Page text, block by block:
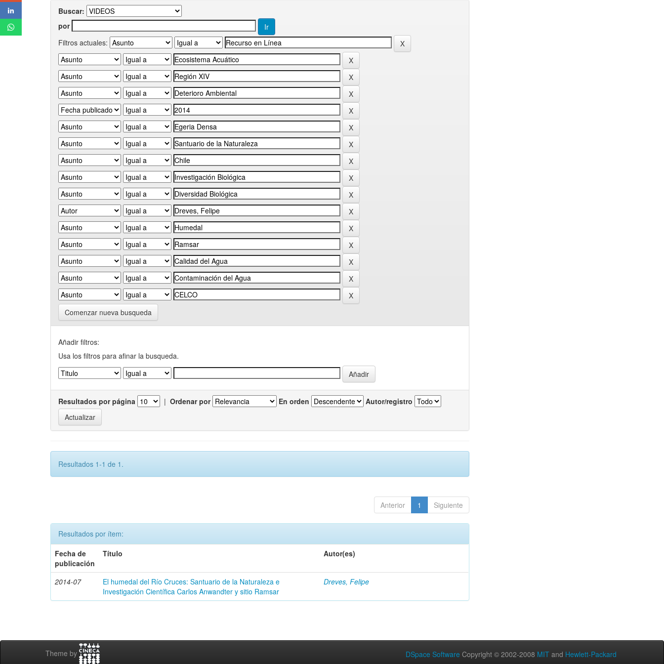
Buscar:
por
Filtros actuales:
Comenzar nueva busqueda
Añadir filtros:
Usa los filtros para afinar la busqueda.
Resultados por página | Ordenar por En orden Autor/registro
Resultados 1-1 de 1.
Anterior 1 Siguiente
Resultados por ítem:
Fecha de
publicación
Título Autor(es)
2014-07
El humedal del Río Cruces: Santuario de la Naturaleza e
Investigación Científica Carlos Anwandter y sitio Ramsar
Dreves, Felipe
Theme by DSpace Software Copyright © 2002-2008 MIT and Hewlett-Packard